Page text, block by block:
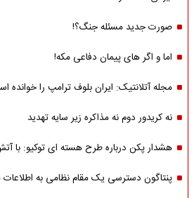
صورت جدید مسئله جنگ؟!
اما و اگر های پیمان دفاعی مکه!
مجله آتلانتیک: ایران بلوف ترامپ را خوانده
نه کریدور دوم نه مذاکره زیر سایه تهدید
هشدار پکن درباره طرح هسته ای توکیو: با
پنتاگون دسترسی یک مقام نظامی به اطلاعات